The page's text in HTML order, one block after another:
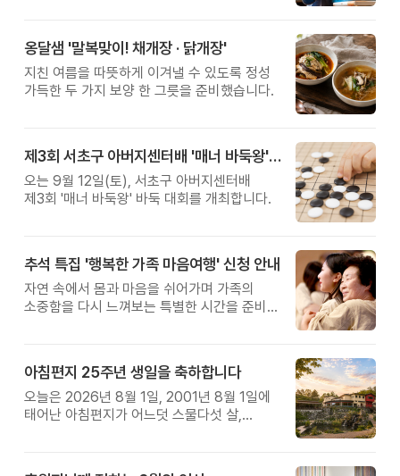
옹달샘 '말복맞이! 채개장 · 닭개장'
지친 여름을 따뜻하게 이겨낼 수 있도록 정성
가득한 두 가지 보양 한 그릇을 준비했습니다.
제3회 서초구 아버지센터배 '매너 바둑왕' 대회
오는 9월 12일(토), 서초구 아버지센터배
제3회 '매너 바둑왕' 바둑 대회를 개최합니다.
추석 특집 '행복한 가족 마음여행' 신청 안내
자연 속에서 몸과 마음을 쉬어가며 가족의
소중함을 다시 느껴보는 특별한 시간을 준비해
아침편지 25주년 생일을 축하합니다
오늘은 2026년 8월 1일, 2001년 8월 1일에
태어난 아침편지가 어느덧 스물다섯 살,